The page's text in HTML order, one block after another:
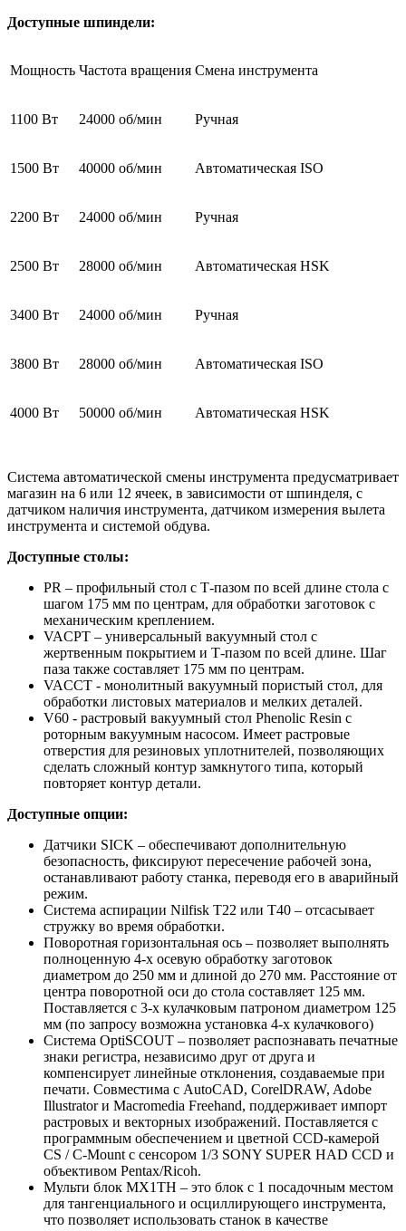
Доступные шпиндели:
Мощность Частота вращения Смена инструмента
1100 Вт 24000 об/мин Ручная
1500 Вт 40000 об/мин Автоматическая ISO
2200 Вт 24000 об/мин Ручная
2500 Вт 28000 об/мин Автоматическая HSK
3400 Вт 24000 об/мин Ручная
3800 Вт 28000 об/мин Автоматическая ISO
4000 Вт 50000 об/мин Автоматическая HSK
Система автоматической смены инструмента предусматривает
магазин на 6 или 12 ячеек, в зависимости от шпинделя, с
датчиком наличия инструмента, датчиком измерения вылета
инструмента и системой обдува.
Доступные столы:
PR – профильный стол с Т-пазом по всей длине стола с
шагом 175 мм по центрам, для обработки заготовок с
механическим креплением.
VACPT – универсальный вакуумный стол с
жертвенным покрытием и Т-пазом по всей длине. Шаг
паза также составляет 175 мм по центрам.
VACCT - монолитный вакуумный пористый стол, для
обработки листовых материалов и мелких деталей.
V60 - растровый вакуумный стол Phenolic Resin с
роторным вакуумным насосом. Имеет растровые
отверстия для резиновых уплотнителей, позволяющих
сделать сложный контур замкнутого типа, который
повторяет контур детали.
Доступные опции:
Датчики SICK – обеспечивают дополнительную
безопасность, фиксируют пересечение рабочей зона,
останавливают работу станка, переводя его в аварийный
режим.
Система аспирации Nilfisk T22 или T40 – отсасывает
стружку во время обработки.
Поворотная горизонтальная ось – позволяет выполнять
полноценную 4-х осевую обработку заготовок
диаметром до 250 мм и длиной до 270 мм. Расстояние от
центра поворотной оси до стола составляет 125 мм.
Поставляется с 3-х кулачковым патроном диаметром 125
мм (по запросу возможна установка 4-х кулачкового)
Система OptiSCOUT – позволяет распознавать печатные
знаки регистра, независимо друг от друга и
компенсирует линейные отклонения, создаваемые при
печати. Совместима с AutoCAD, CorelDRAW, Adobe
Illustrator и Macromedia Freehand, поддерживает импорт
растровых и векторных изображений. Поставляется с
программным обеспечением и цветной CCD-камерой
CS / C-Mount с сенсором 1/3 SONY SUPER HAD CCD и
объективом Pentax/Ricoh.
Мульти блок MX1TH – это блок с 1 посадочным местом
для тангенциального и осциллирующего инструмента,
что позволяет использовать станок в качестве